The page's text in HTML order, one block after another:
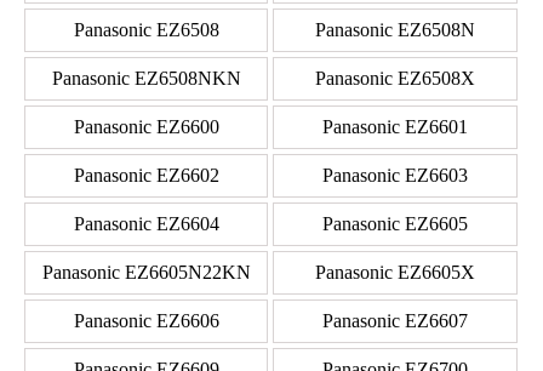
Panasonic EZ6508 Panasonic EZ6508N
Panasonic EZ6508NKN Panasonic EZ6508X
Panasonic EZ6600 Panasonic EZ6601
Panasonic EZ6602 Panasonic EZ6603
Panasonic EZ6604 Panasonic EZ6605
Panasonic EZ6605N22KN Panasonic EZ6605X
Panasonic EZ6606 Panasonic EZ6607